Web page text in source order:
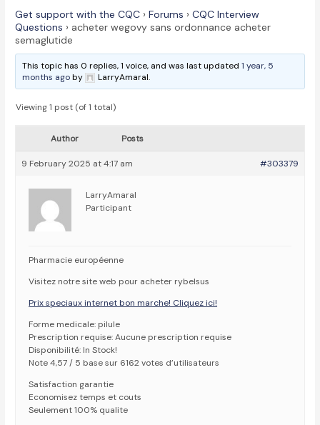
Get support with the CQC › Forums › CQC Interview
Questions › acheter wegovy sans ordonnance acheter
semaglutide
This topic has 0 replies, 1 voice, and was last updated1 year, 5
months agoby LarryAmaral.
Viewing 1 post (of 1 total)
Author Posts
9 February 2025 at 4:17 am #303379
LarryAmaral
Participant
Pharmacie européenne
Visitez notre site web pour acheter rybelsus
Prix speciaux internet bon marche! Cliquez ici!
Forme medicale: pilule
Prescription requise: Aucune prescription requise
Disponibilité: In Stock!
Note 4,57 / 5 base sur 6162 votes d’utilisateurs
Satisfaction garantie
Economisez temps et couts
Seulement 100% qualite